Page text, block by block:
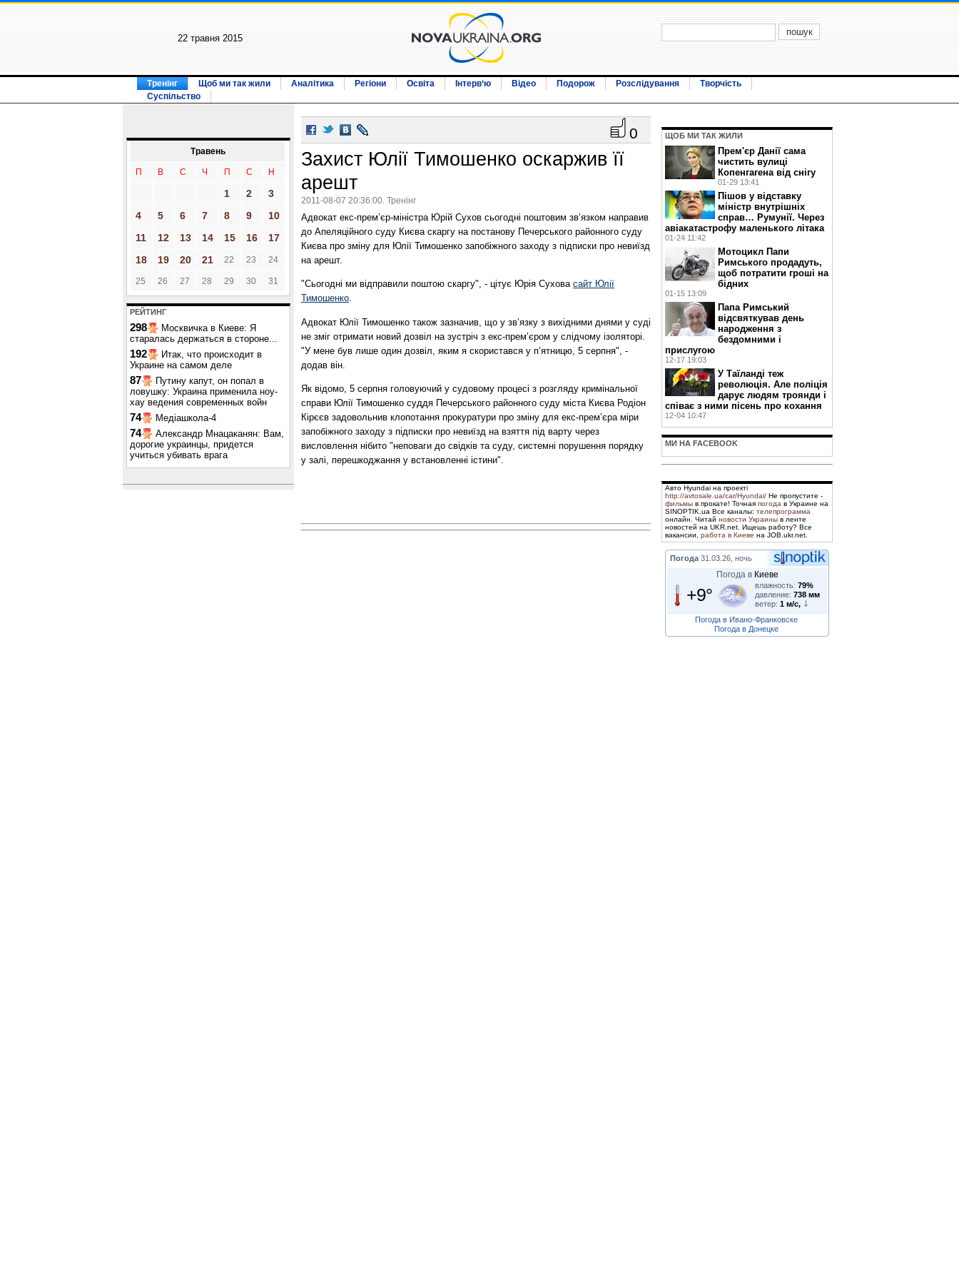
22 травня 2015
Тренінг Щоб ми так жили Аналітика Регіони Освіта Інтерв‘ю Відео Подорож Розслідування
Творчість
Суспільство
Травень
П В С Ч П С Н
1 2
3
4
5 6 7 8 9
10
11
12 13 14 15 16
17
18
19 20 21 22 23 24
25 26 27 28 29 30 31
РЕЙТИНГ
298
Москвичка в Киеве: Я
старалась держаться в стороне...
192
Итак, что происходит в
Украине на самом деле
87
Путину капут, он попал в
ловушку: Украина применила ноу-
хау ведения современных войн
74 Медіашкола-4
74
Александр Мнацаканян: Вам,
дорогие украинцы, придется
учиться убивать врага
0
Захист Юлії Тимошенко оскаржив її
арешт
2011-08-07 20:36:00. Тренінг
Адвокат екс-прем’єр-міністра Юрій Сухов сьогодні поштовим зв’язком направив
до Апеляційного суду Києва скаргу на постанову Печерського районного суду
Києва про зміну для Юлії Тимошенко запобіжного заходу з підписки про невиїзд
на арешт.
"Сьогодні ми відправили поштою скаргу", - цітує Юрія Сухова сайт Юлії
Тимошенко.
Адвокат Юлії Тимошенко також зазначив, що у зв’язку з вихідними днями у суді
не зміг отримати новий дозвіл на зустріч з екс-прем’єром у слідчому ізоляторі.
"У мене був лише один дозвіл, яким я скористався у п’ятницю, 5 серпня", -
додав він.
Як відомо, 5 серпня головуючий у судовому процесі з розгляду кримінальної
справи Юлії Тимошенко суддя Печерського районного суду міста Києва Родіон
Кірєєв задовольнив клопотання прокуратури про зміну для екс-прем’єра міри
запобіжного заходу з підписки про невиїзд на взяття під варту через
висловлення нібито "неповаги до свідків та суду, системні порушення порядку
у залі, перешкоджання у встановленні істини".
ЩОБ МИ ТАК ЖИЛИ
Прем'єр Данії сама
чистить вулиці
Копенгагена від снігу
01-29 13:41
Пішов у відставку
міністр внутрішніх
справ… Румунії. Через
авіакатастрофу маленького літака
01-24 11:42
Мотоцикл Папи
Римського продадуть,
щоб потратити гроші на
бідних
01-15 13:09
Папа Римський
відсвяткував день
народження з
бездомними і
прислугою
12-17 19:03
У Таїланді теж
революція. Але поліція
дарує людям троянди і
співає з ними пісень про кохання
12-04 10:47
МИ НА FACEBOOK
Авто Hyundai на проекті
http://avtosale.ua/car/Hyundai/ Не пропустите -
фильмы в прокате! Точная погода в Украине на
SINOPTIK.ua Все каналы: телепрограмма
онлайн. Читай новости Украины в ленте
новостей на UKR.net. Ищешь работу? Все
вакансии, работа в Киеве на JOB.ukr.net.
Погода 31.03.26, ночь
Погода в Киеве
+9° влажность: 79%
давление: 738 мм
ветер: 1 м/с,
Погода в Ивано-Франковске
Погода в Донецке